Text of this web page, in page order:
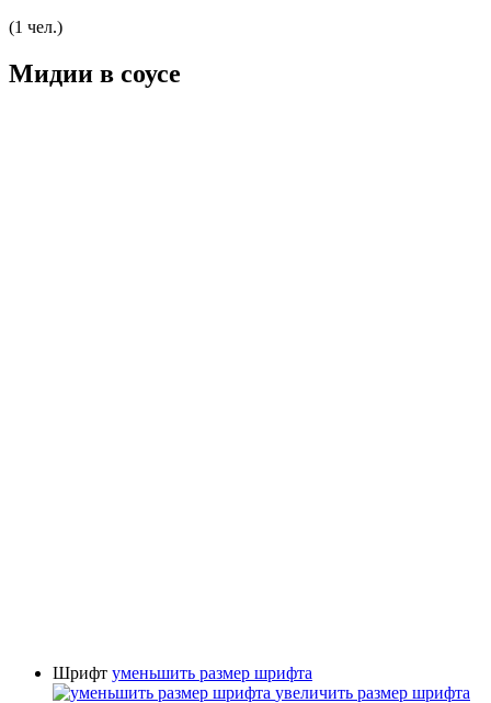
(1 чел.)
Мидии в соусе
Шрифт уменьшить размер шрифта
увеличить размер шрифта